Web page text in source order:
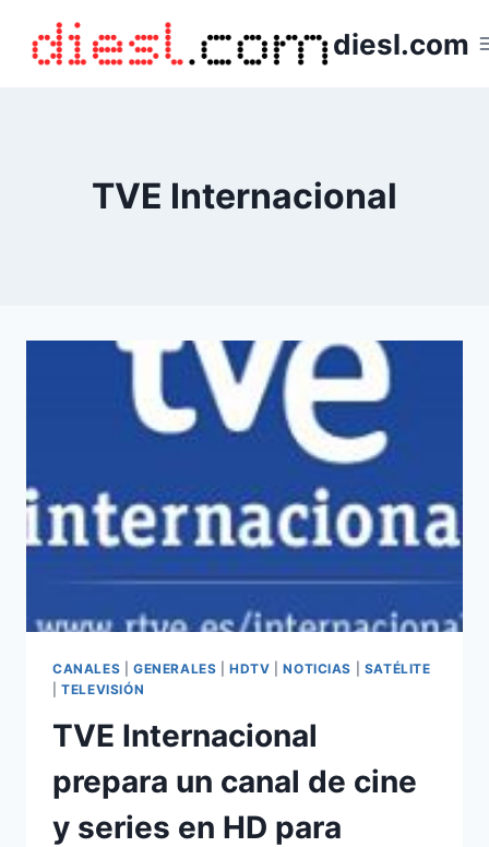
contenido
diesl.com
TVE Internacional
CANALES GENERALES |HDTV |NOTICIAS
SATÉLITE
|TELEVISIÓN
TVE Internacional
prepara un canal de cine
y series en HD para